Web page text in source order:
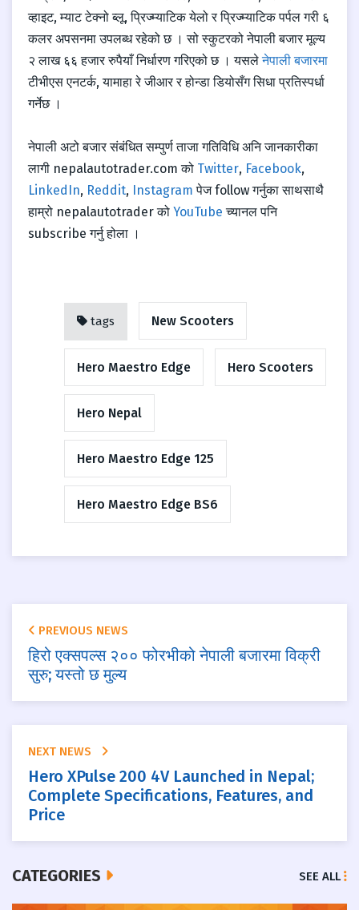
व्हाइट, म्याट टेक्नो ब्लू, प्रिज्म्याटिक येलो र प्रिज्म्याटिक पर्पल गरी ६
कलर अपसनमा उपलब्ध रहेको छ । सो स्कुटरको नेपाली बजार मूल्य
२ लाख ६६ हजार रुपैयाँ निर्धारण गरिएको छ । यसलेनेपाली बजारमा
टीभीएस एनटर्क, यामाहा रे जीआर र होन्डा डियोसँग सिधा प्रतिस्पर्धा
गर्नेछ ।
नेपाली अटो बजार संबंधित सम्पुर्ण ताजा गतिविधि अनि जानकारीका
लागी nepalautotrader.com को Twitter, Facebook,
LinkedIn, Reddit, Instagram पेज follow गर्नुका साथसाथै
हाम्रो nepalautotrader को YouTube च्यानल पनि
subscribe गर्नु होला ।
tags New Scooters
Hero Maestro Edge Hero Scooters
Hero Nepal
Hero Maestro Edge 125
Hero Maestro Edge BS6
PREVIOUS NEWS
हिरो एक्सपल्स २०० फोरभीको नेपाली बजारमा विक्री
सुरु; यस्तो छ मुल्य
NEXT NEWS
Hero XPulse 200 4V Launched in Nepal;
Complete Specifications, Features, and
Price
CATEGORIES SEE ALL